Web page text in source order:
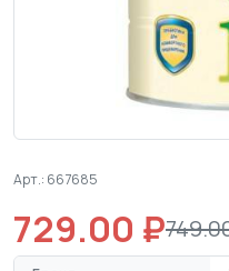
Арт.: 667685
729.00 ₽